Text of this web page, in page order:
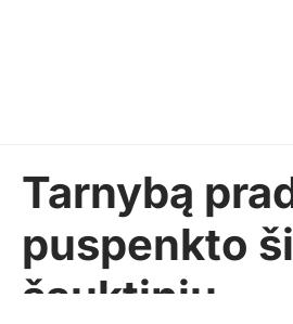
Tarnybą
puspenkto
šauktinių